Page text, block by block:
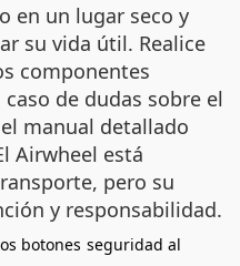
en un lugar seco y
su vida útil. Realice
componentes
de dudas sobre el
manual detallado
Airwheel está
pero su
y responsabilidad.
botones seguridad al